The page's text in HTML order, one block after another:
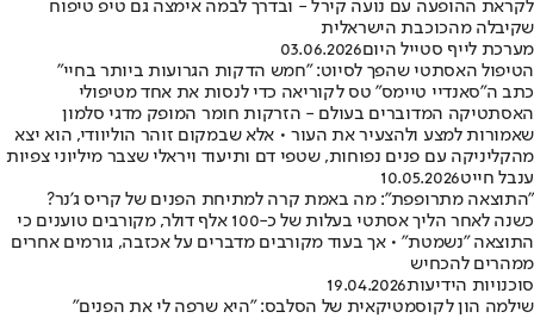
לקראת ההופעה עם נועה קירל - ובדרך לבמה אימצה גם טיפ טיפוח
שקיבלה מהכוכבת הישראלית
מערכת לייף סטייל היום03.06.2026
הטיפול האסתטי שהפך לסיוט: "חמש הדקות הגרועות ביותר בחיי"
כתב ה"סאנדיי טיימס" טס לקוריאה כדי לנסות את אחד מטיפולי
האסתטיקה המדוברים בעולם - הזרקות חומר המופק מדגי סלמון
שאמורות למצע ולהצעיר את העור • אלא שבמקום זוהר הוליוודי, הוא יצא
מהקליניקה עם פנים נפוחות, שטפי דם ותיעוד ויראלי שצבר מיליוני צפיות
ענבל חייט10.05.2026
"התוצאה מתרופפת": מה באמת קרה למתיחת הפנים של קריס ג'נר?
כשנה לאחר הליך אסתטי בעלות של כ-100 אלף דולר, מקורבים טוענים כי
התוצאה "נשמטת" • אך בעוד מקורבים מדברים על אכזבה, גורמים אחרים
ממהרים להכחיש
סוכנויות הידיעות19.04.2026
שילמה הון לקוסמטיקאית של הסלבס: "היא שרפה לי את הפנים"